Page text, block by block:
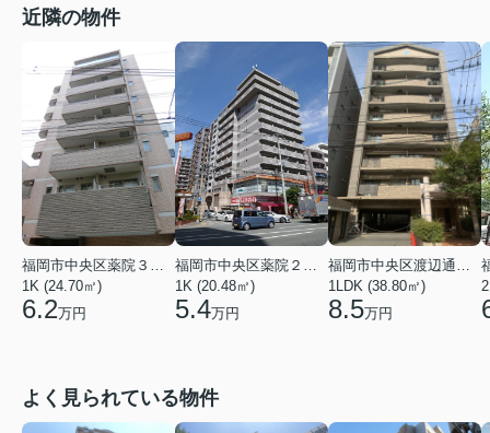
近隣の物件
1K (24.70㎡)
6.2万円
1K (20.48㎡)
5.4万円
1LDK (38.80㎡)
8.5万円
よく見られている物件